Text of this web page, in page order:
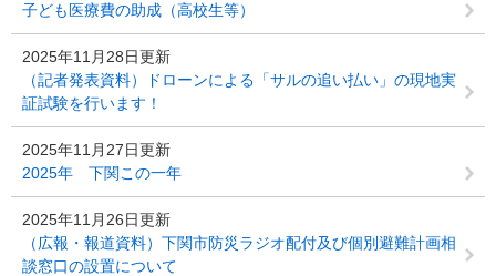
子ども医療費の助成（高校生等）
2025年11月28日更新
（記者発表資料）ドローンによる「サルの追い払い」の現地実
証試験を行います！
2025年11月27日更新
2025年 下関この一年
2025年11月26日更新
（広報・報道資料）下関市防災ラジオ配付及び個別避難計画相
談窓口の設置について